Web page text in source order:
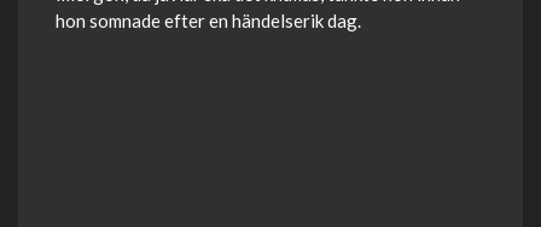
hon somnade efter en händelserik dag.